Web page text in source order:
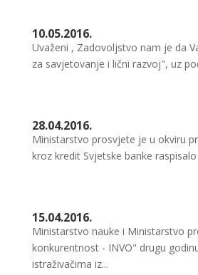
10.05.2016.
Uvaženi , Zadovoljstvo nam je da
za savjetovanje i lični razvoj", uz
28.04.2016.
Ministarstvo prosvjete je u okviru
kroz kredit Svjetske banke
15.04.2016.
Ministarstvo nauke i Ministarstvo
konkurentnost - INVO" drugu
istraživačima iz...